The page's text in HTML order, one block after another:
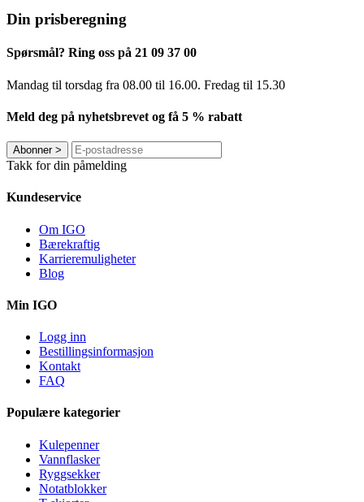
Din prisberegning
Spørsmål? Ring oss på 21 09 37 00
Mandag til torsdag ​​fra 08.00 til 16.00. Fredag til 15.30
Meld deg på nyhetsbrevet og få 5 % rabatt
Abonner>
Takk for din påmelding
Kundeservice
Om IGO
Bærekraftig
Karrieremuligheter
Blog
Min IGO
Logg inn
Bestillingsinformasjon
Kontakt
FAQ
Populære kategorier
Kulepenner
Vannflasker
Ryggsekker
Notatblokker